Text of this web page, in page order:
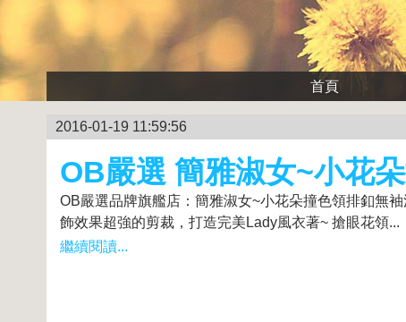
首頁
2016-01-19 11:59:56
OB嚴選 簡雅淑女~小花
OB嚴選品牌旗艦店：簡雅淑女~小花朵撞色領排釦無
飾效果超強的剪裁，打造完美Lady風衣著~ 搶眼花領...
繼續閱讀...